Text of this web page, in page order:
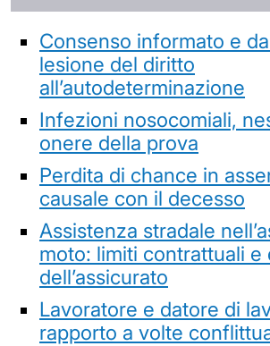
Consenso informato e
lesione del diritto
all’autodeterminazione
Infezioni nosocomiali,
onere della prova
Perdita di chance in
causale con il decesso
Assistenza stradale
moto: limiti contrattuali e
dell’assicurato
Lavoratore e datore di
rapporto a volte